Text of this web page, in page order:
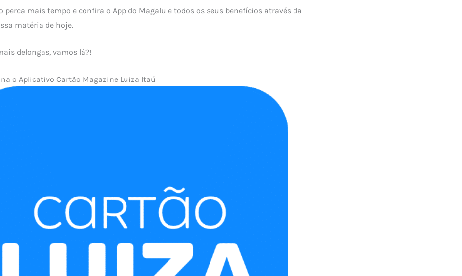
perca mais tempo e confira o App do Magalu e todos os seus benefícios através da
matéria de hoje.
delongas, vamos lá?!
o Aplicativo Cartão Magazine Luiza Itaú